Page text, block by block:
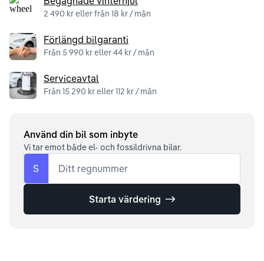
2 490 kr eller från 18 kr / mån
Förlängd bilgaranti
Från 5 990 kr eller 44 kr / mån
Serviceavtal
Från 15 290 kr eller 112 kr / mån
Använd din bil som inbyte
Vi tar emot både el- och fossildrivna bilar.
S Ditt regnummer
Starta värdering